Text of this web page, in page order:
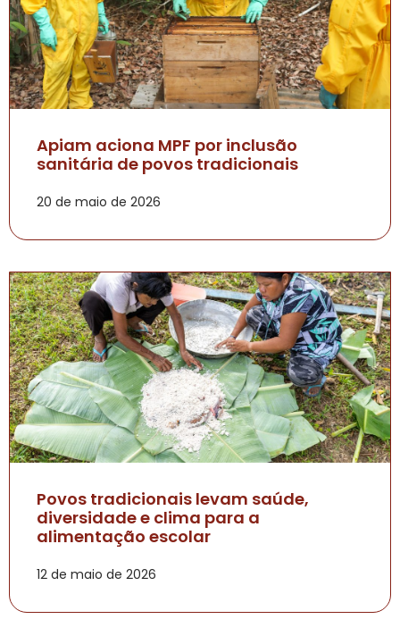
Apiam aciona MPF por inclusão
sanitária de povos tradicionais
20 de maio de 2026
Povos tradicionais levam saúde,
diversidade e clima para a
alimentação escolar
12 de maio de 2026